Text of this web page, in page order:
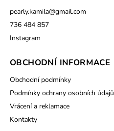
pearly.kamila@gmail.com
736 484 857
Instagram
OBCHODNÍ INFORMACE
Obchodní podmínky
Podmínky ochrany osobních údajů
Vrácení a reklamace
Kontakty